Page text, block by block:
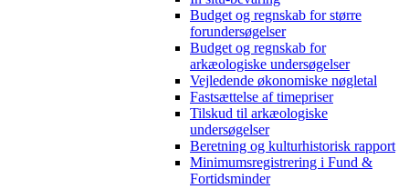
Budget og regnskab for større
forundersøgelser
Budget og regnskab for
arkæologiske undersøgelser
Vejledende økonomiske nøgletal
Fastsættelse af timepriser
Tilskud til arkæologiske
undersøgelser
Beretning og kulturhistorisk rapport
Minimumsregistrering i Fund &
Fortidsminder